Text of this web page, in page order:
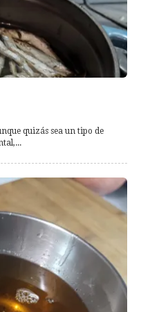
quizás sea un tipo de